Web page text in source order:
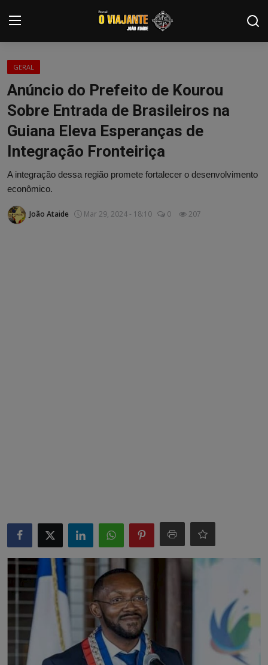
Contato
ARTIGOS
NOTÍCIAS
PODCASTS
GERAL
Anúncio do Prefeito de Kourou
Sobre Entrada de Brasileiros na
Guiana Eleva Esperanças de
Integração Fronteiriça
A integração dessa região promete fortalecer o desenvolvimento
econômico.
João Ataide Mar 29, 2024 - 18:10 0 207